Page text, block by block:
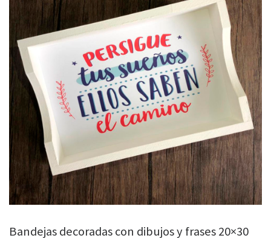
Bandejas decoradas con dibujos y frases 20×30